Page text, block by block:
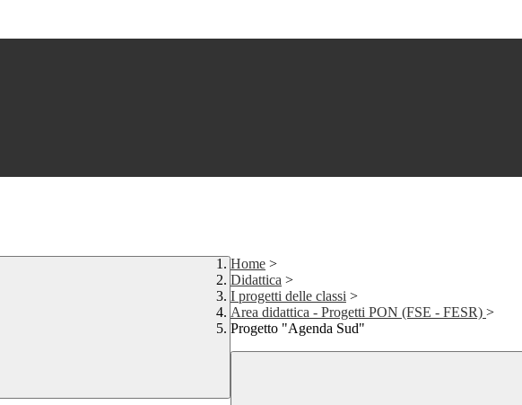
Home >
Didattica >
I progetti delle classi >
Area didattica - Progetti PON (FSE - FESR) >
Progetto "Agenda Sud"